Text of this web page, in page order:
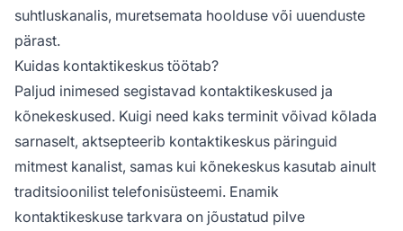
suhtluskanalis, muretsemata hoolduse või uuenduste
pärast.
Kuidas kontaktikeskus töötab?
Paljud inimesed segistavad kontaktikeskused ja
kõnekeskused. Kuigi need kaks terminit võivad kõlada
sarnaselt, aktsepteerib kontaktikeskus päringuid
mitmest kanalist, samas kui kõnekeskus kasutab ainult
traditsioonilist telefonisüsteemi. Enamik
kontaktikeskuse tarkvara on jõustatud pilve